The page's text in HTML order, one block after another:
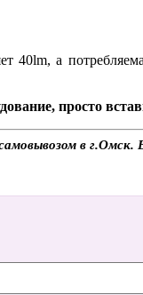
40lm, а
просто
в